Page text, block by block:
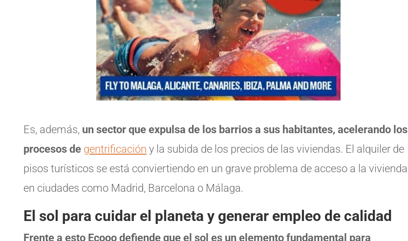
Es, además, un sector que expulsa de los barrios a sus habitantes, acelerando los
procesos de gentrificación y la subida de los precios de las viviendas. El alquiler de
pisos turísticos se está conviertiendo en un grave problema de acceso a la vivienda
en ciudades como Madrid, Barcelona o Málaga.
El sol para cuidar el planeta y generar empleo de calidad
Frente a esto Ecooo defiende que el sol es un elemento fundamental para